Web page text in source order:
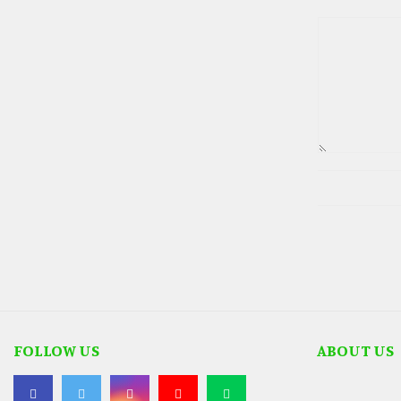
ABOUT US
FOLLOW US